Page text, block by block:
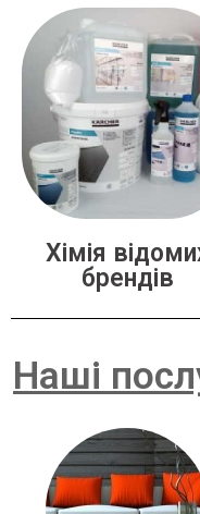
Хімія
брендів
Наші